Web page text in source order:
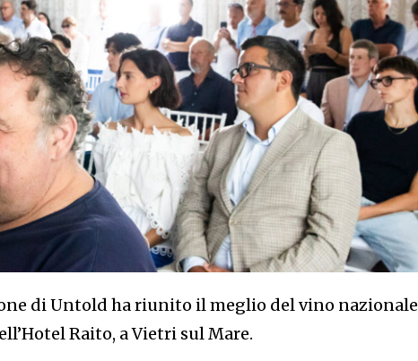
di Untold ha riunito il meglio del vino nazionale
Raito, a Vietri sul Mare.